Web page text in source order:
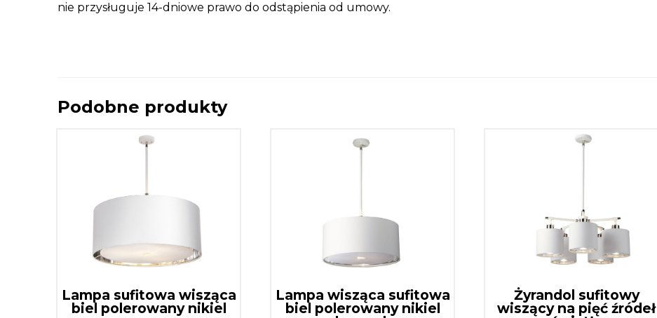
nie przysługuje 14-dniowe prawo do odstąpienia od umowy.
Podobne produkty
Lampa sufitowa wisząca
biel polerowany nikiel
Lampa wisząca sufitowa
biel polerowany nikiel
Żyrandol sufitowy
wiszący na pięć źródeł